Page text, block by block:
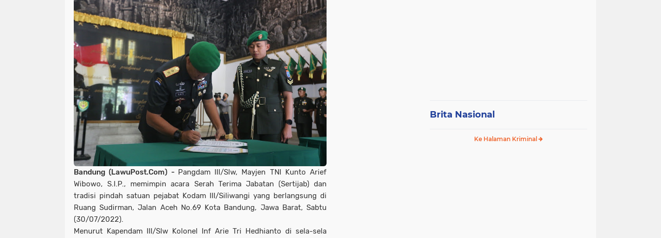
Bandung (LawuPost.Com) - Pangdam III/Slw, Mayjen TNI Kunto Arief
Wibowo, S.I.P., memimpin acara Serah Terima Jabatan (Sertijab) dan
tradisi pindah satuan pejabat Kodam III/Siliwangi yang berlangsung di
Ruang Sudirman, Jalan Aceh No.69 Kota Bandung, Jawa Barat, Sabtu
(30/07/2022).
Menurut Kapendam III/Slw Kolonel Inf Arie Tri Hedhianto di sela-sela
Brita Nasional
Ke Halaman Kriminal